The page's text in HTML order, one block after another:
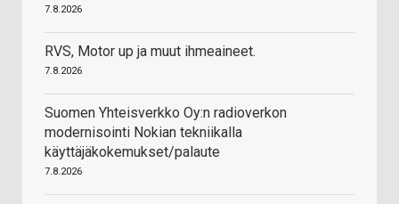
7.8.2026
RVS, Motor up ja muut ihmeaineet.
7.8.2026
Suomen Yhteisverkko Oy:n radioverkon
modernisointi Nokian tekniikalla
käyttäjäkokemukset/palaute
7.8.2026